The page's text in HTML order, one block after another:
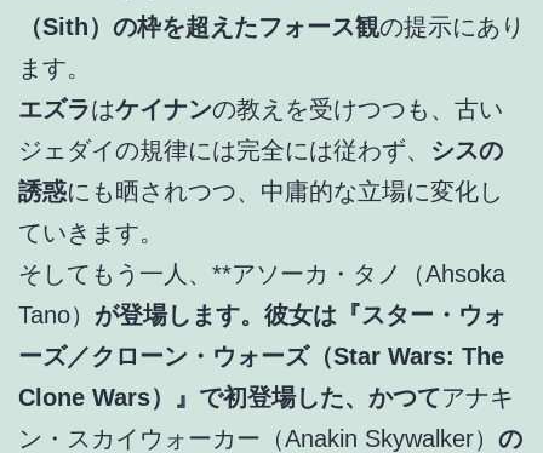
（Sith）の枠を超えたフォース観の提示にあり
ます。
エズラはケイナンの教えを受けつつも、古い
ジェダイの規律には完全には従わず、 シスの
誘惑にも晒されつつ、中庸的な立場に変化し
ていきます。
そしてもう一人、**アソーカ・タノ（Ahsoka
Tano） が登場します。彼女は『スター・ウォ
ーズ／クローン・ウォーズ（Star Wars: The
Clone Wars）』で初登場した、かつてアナキ
ン・スカイウォーカー（Anakin Skywalker） の